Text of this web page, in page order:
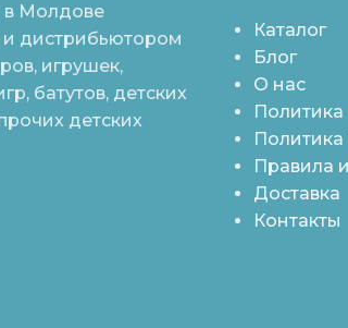
Молдове
дистрибьютором
игрушек,
батутов, детских
детских
Каталог
Блог
О нас
Политика
Правила
Доставка
Контакты